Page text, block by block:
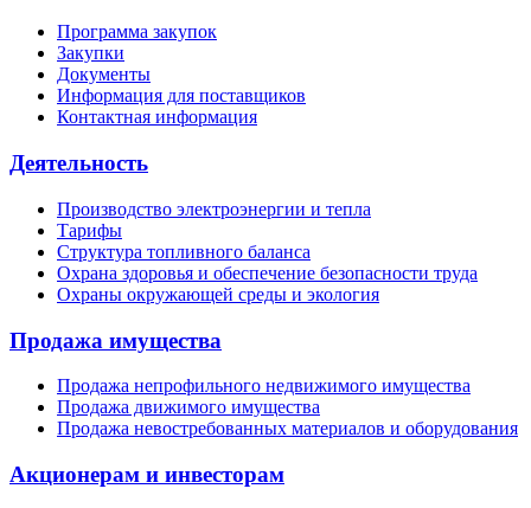
Программа закупок
Закупки
Документы
Информация для поставщиков
Контактная информация
Деятельность
Производство электроэнергии и тепла
Тарифы
Структура топливного баланса
Охрана здоровья и обеспечение безопасности труда
Охраны окружающей среды и экология
Продажа имущества
Продажа непрофильного недвижимого имущества
Продажа движимого имущества
Продажа невостребованных материалов и оборудования
Акционерам и инвесторам